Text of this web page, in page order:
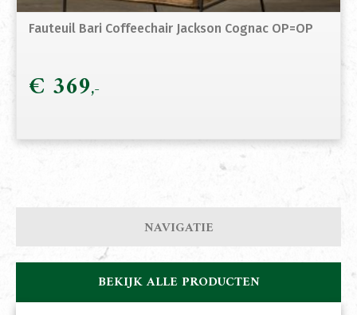
Fauteuil Bari Coffeechair Jackson Cognac OP=OP
€ 369
NAVIGATIE
BEKIJK ALLE PRODUCTEN